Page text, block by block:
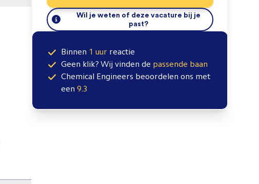
Wil je weten of deze vacature bij je
past?
Binnen 1 uur reactie
Geen klik? Wij vinden de passende baan
Chemical Engineers beoordelen ons met
een 9.3